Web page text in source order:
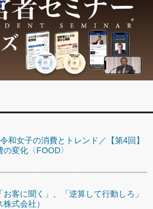
和女子の消費とトレンド／【第4回】
変化〈FOOD〉
客に聞く」、「逆算して行動しろ」
株式会社）